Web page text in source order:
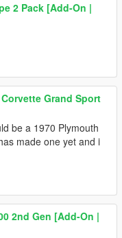
2 Pack [Add-On |
Grand Sport
be a 1970 Plymouth
made one yet and i
2nd Gen [Add-On |